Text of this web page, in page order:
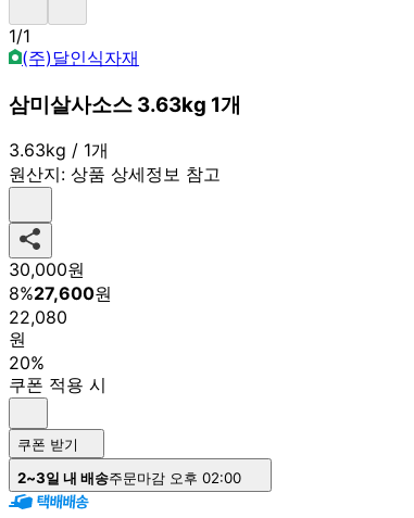
1/1
(주)달인식자재
삼미살사소스 3.63kg 1개
3.63kg / 1개
원산지: 상품 상세정보 참고
30,000원
8%27,600원
22,080
원
20%
쿠폰 적용 시
쿠폰 받기
2~3일 내 배송주문마감 오후 02:00